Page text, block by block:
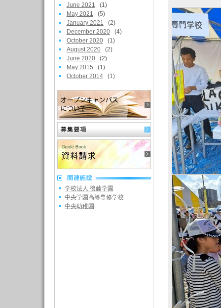
June 2021
(1)
May 2021
(5)
January 2021
(2)
December 2020
(4)
October 2020
(1)
August 2020
(2)
June 2020
(2)
May 2015
(1)
October 2014
(1)
学校法人 後藤学園
中央学園高等専修学校
中央幼稚園